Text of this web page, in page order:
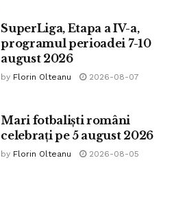
SuperLiga, Etapa a IV-a,
programul perioadei 7-10
august 2026
by Florin Olteanu 2026-08-07
Mari fotbaliști români
celebrați pe 5 august 2026
by Florin Olteanu 2026-08-05